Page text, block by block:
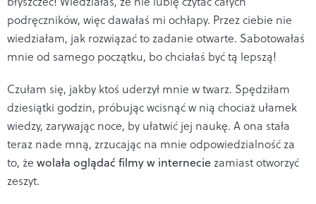
podręczników, więc dawałaś mi ochłapy. Przez ciebie nie
wiedziałam, jak rozwiązać to zadanie otwarte. Sabotowałaś
mnie od samego początku, bo chciałaś być tą lepszą!
Czułam się, jakby ktoś uderzył mnie w twarz. Spędziłam
dziesiątki godzin, próbując wcisnąć w nią chociaż ułamek
wiedzy, zarywając noce, by ułatwić jej naukę. A ona stała
teraz nade mną, zrzucając na mnie odpowiedzialność za
to, że wolała oglądać filmy w interneciezamiast otworzyć
zeszyt.